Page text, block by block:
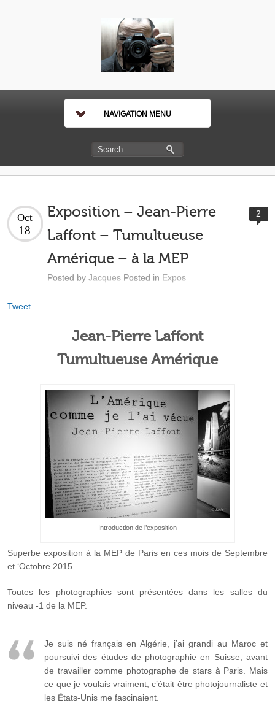
NAVIGATION MENU
Exposition – Jean-Pierre
Laffont – Tumultueuse
Amérique – à la MEP
Oct
18
Posted by Jacques Posted in Expos
2
Tweet
Jean-Pierre Laffont
Tumultueuse Amérique
Introduction de l’exposition
Superbe exposition à la MEP de Paris en ces mois de Septembre
et ‘Octobre 2015.
Toutes les photographies sont présentées dans les salles du
niveau -1 de la MEP.
Je suis né français en Algérie, j’ai grandi au Maroc et
poursuivi des études de photographie en Suisse, avant
de travailler comme photographe de stars à Paris. Mais
ce que je voulais vraiment, c’était être photojournaliste et
les États-Unis me fascinaient.